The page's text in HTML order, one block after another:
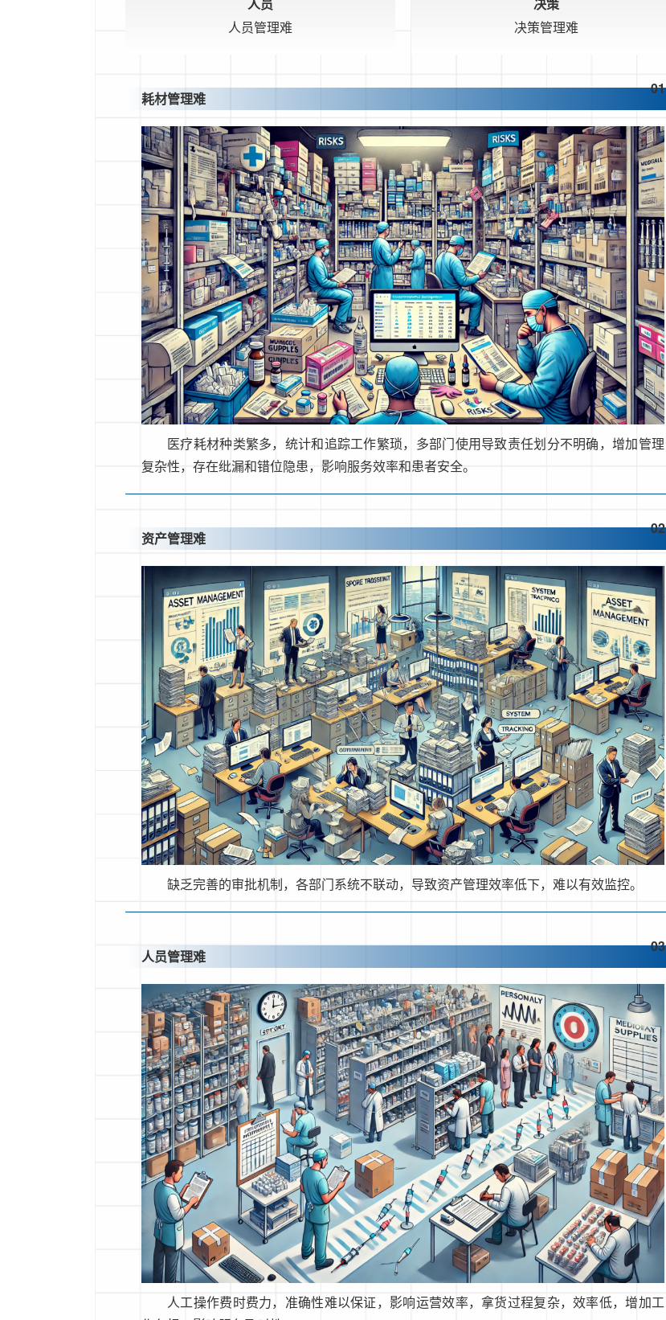
人员
人员管理难
决策
决策管理难
01
耗材管理难
医疗耗材种类繁多，统计和追踪工作繁琐，多部门使用导致责任划分不明确，增加管理
复杂性，存在纰漏和错位隐患，影响服务效率和患者安全。
02
资产管理难
缺乏完善的审批机制，各部门系统不联动，导致资产管理效率低下，难以有效监控。
03
人员管理难
人工操作费时费力，准确性难以保证，影响运营效率，拿货过程复杂，效率低，增加工